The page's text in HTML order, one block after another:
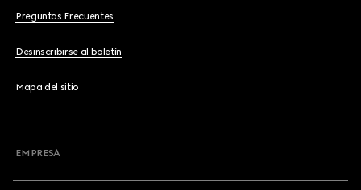
Preguntas Frecuentes
Desinscribirse al boletín
Mapa del sitio
EMPRESA